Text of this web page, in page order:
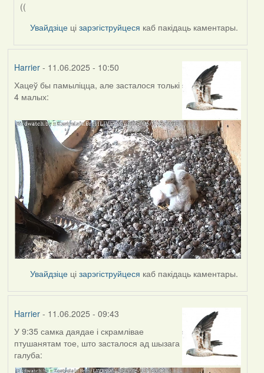
In
reply
by
((
Увайдзіце цізарэгіструйцеся каб пакідаць каментары.
Harrier- 11.06.2025 - 10:50
Хацеў бы памыліцца, але засталося толькі
4 малых:
Увайдзіце цізарэгіструйцеся каб пакідаць каментары.
Harrier- 11.06.2025 - 09:43
У 9:35 самка даядае і скрамлівае
птушанятам тое, што засталося ад шызага
галуба: